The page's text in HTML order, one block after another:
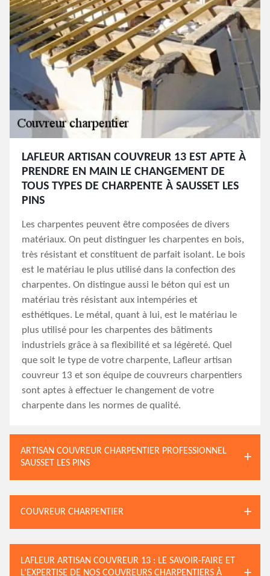
LAFLEUR ARTISAN COUVREUR 13 EST APTE À
PRENDRE EN MAIN LE CHANGEMENT DE
TOUS TYPES DE CHARPENTE À SAUSSET LES
PINS
Les charpentes peuvent être composées de divers
matériaux. On peut distinguer les charpentes en bois,
très résistant et constituent de parfait isolant. Le bois
est le matériau le plus utilisé dans la confection des
charpentes. On distingue aussi le béton qui est un
matériau très résistant aux intempéries et
esthétiques. Le métal, quant à lui, est le matériau le
plus utilisé pour les charpentes des bâtiments
industriels grâce à sa flexibilité et sa légèreté. Quel
que soit le type de votre charpente, Lafleur artisan
couvreur 13 et son équipe de couvreurs charpentiers
sont aptes à effectuer le changement de votre
charpente dans les normes de qualité.
ARTISAN COUVREUR CHARPENTIER PROFESSIONNEL
SAUSSET LES PINS
COUVREUR CHARPENTIER
LAFLEUR ARTISAN COUVREUR 13 : LE SAVOIR-FAIRE ET
L’EXPERTISE DE NOS COUVREURS CHARPENTIERS À